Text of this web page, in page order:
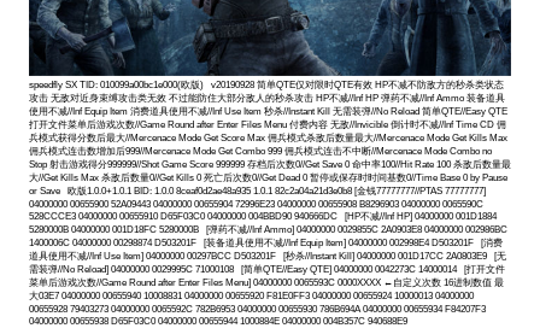
speedfly SX TID: 010099a00bc1e000(欧版) v20190928 简单QTE仅对限时QTE有效 HP不减不防敌方的秒杀类状态
攻击 无敌对近身束缚攻击类无效 不过能防住大部分敌人的秒杀攻击 HP不减//Inf HP 弹药不减//Inf Ammo 装备道具
使用不减//Inf Equip Item 消费道具使用不减//Inf Use Item 秒杀//Instant Kill 无需装弹//No Reload 简单QTE//Easy QTE
打开文件菜单后游戏次数//Game Round after Enter Files Menu 付费内容 无敌//Invicible 倒计时不减//Inf Time CD 佣
兵模式获得分数后最大//Mercenace Mode Get Score Max 佣兵模式杀敌后数量最大//Mercenace Mode Get Kills Max
佣兵模式连击数增加后999//Mercenace Mode Get Combo 999 佣兵模式连击不中断//Mercenace Mode Combo no
Stop 射击游戏得分999999//Shot Game Score 999999 存档后次数0//Get Save 0 命中率100//Hit Rate 100 杀敌后数量最
大//Get Kills Max 杀敌后数量0//Get Kills 0 死亡后次数0//Get Dead 0 暂停或保存时时间基数0//Time Base 0 by Pause
or Save 欧版1.0.0+1.0.1 BID: 1.0.0 8ceaf0d2ae48a935 1.0.1 82c2a04a21d3e0b8 [金钱77777777//PTAS 77777777]
04000000 00655900 52A09443 04000000 00655904 72996E23 04000000 00655908 B8296903 04000000 0065590C
528CCCE3 04000000 00655910 D65F03C0 04000000 004BBD90 940666DC [HP不减//Inf HP] 04000000 001D1884
5280000B 04000000 001D18FC 5280000B [弹药不减//Inf Ammo] 04000000 0029855C 2A0903E8 04000000 002986BC
1400006C 04000000 00298874 D503201F [装备道具使用不减//Inf Equip Item] 04000000 002998E4 D503201F [消费
道具使用不减//Inf Use Item] 04000000 00297BCC D503201F [秒杀//Instant Kill] 04000000 001D17CC 2A0803E9 [无
需装弹//No Reload] 04000000 0029995C 71000108 [简单QTE//Easy QTE] 04000000 0042273C 14000014 [打开文件
菜单后游戏次数//Game Round after Enter Files Menu] 04000000 0065593C 0000XXXX ←自定义次数 16进制数值 最
大03E7 04000000 00655940 10008831 04000000 00655920 F81E0FF3 04000000 00655924 10000013 04000000
00655928 79403273 04000000 0065592C 782B6953 04000000 00655930 786B694A 04000000 00655934 F84207F3
04000000 00655938 D65F03C0 04000000 00655944 1000884E 04000000 004B357C 940688E9